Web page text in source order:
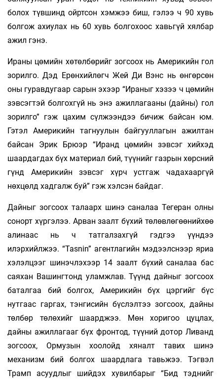
болох түвшинд ойртсон хэмжээ биш, гэлээ ч 90 хувь
болгож ахиулах нь 60 хувь болгохоос хавьгүй хялбар
ажил гэнэ.
Ираны цөмийн хөтөлбөрийг зогсоох нь Америкийн гол
зорилго. Дэд Ерөнхийлөгч Жей Ди Вэнс нь өнгөрсөн
оны гуравдугаар сарын эхээр “Ираныг хэзээ ч цөмийн
зэвсэгтэй болгохгүй нь энэ ажиллагааны (дайны) гол
зорилго” гэж ца­хим сүлжээндээ бичиж байсан юм.
Гэтэл Амери­кийн тагнуулын байгууллагын ажилтан
байсан Эрик Брюэр “Иранд цөмийн зэвсэг хий­хэд
шаар­дагдах бүх материал бий, түүнийг газ­рын хөрс­ний
гүнд Америкийн зэвсэг хүрч уст­гаж ча­дахааргүй
нөхцөлд хадгалж буй” гэж хэлсэн байдаг.
Дайныг зогсоох талаарх шинэ саналаа Тегеран олны
сонорт хүргэлээ. Арван заалт бү­хий тө­лөв­лөгөөнийхөө
алинаас нь ч татгал­захгүй гэд­гээ үүндээ
илэрхийлжээ. “Tasnin” агент­лагийн мэдээлснээр яриа
хэлэлцээг шинэч­лэхээр 14 заалт бүхий саналаа бас
сая­хан Вашинг­тонд уламж­лав. Түүнд дайныг зогсоох
баталгаа бий болгох, Америкийн бүх цэргийг бүс
нутгаас гаргах, тэнгисийн бүслэлтээ зогсоох, дайны
төлбөр төлөхийг шаарджээ. Мөн хоригоо цуцлах,
дайны ажиллагааг бүх фронтод, түүний дотор Ливанд
зогсоох, Ормузын хоолойд хяналт тавих шинэ
механизм бий болгох шаардлага тавьжээ. Тэгвэл
Трамп асуудлыг шийдэх хувилбарыг “Бид тэднийг